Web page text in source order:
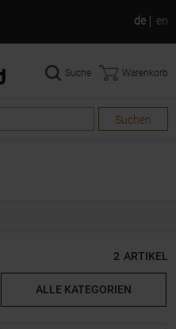
de en
Suchen
Suche Warenkorb
2 ARTIKEL
ALLE KATEGORIEN